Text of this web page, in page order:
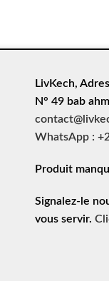
LivKech,
N° 49 bab
WhatsApp :
Produit
Signalez-le
vous servir.